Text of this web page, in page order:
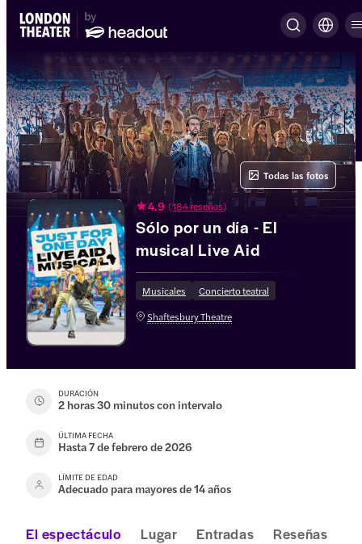
4.9 (184 reseñas)
Sólo por un día - El
musical Live Aid
Musicales
Concierto teatral
Shaftesbury Theatre
Todas las fotos
DURACIÓN
2 horas 30 minutos con intervalo
ÚLTIMA FECHA
Hasta 7 de febrero de 2026
LÍMITE DE EDAD
Adecuado para mayores de 14 años
El espectáculo Lugar Entradas Reseñas